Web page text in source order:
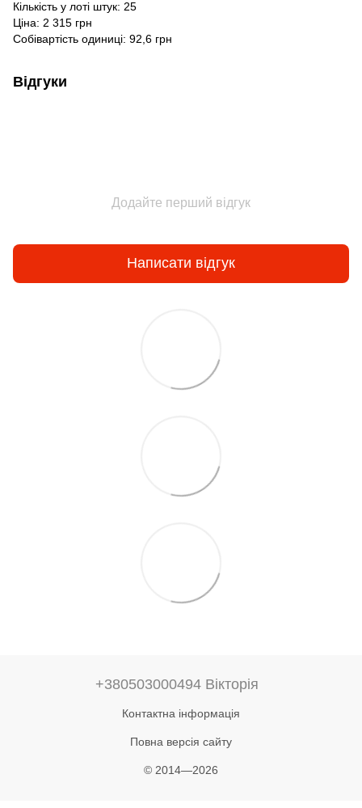
Кількість у лоті штук: 25
Ціна: 2 315 грн
Собівартість одиниці: 92,6 грн
Відгуки
Додайте перший відгук
Написати відгук
+380503000494 Вікторія
Контактна інформація
Повна версія сайту
© 2014—2026